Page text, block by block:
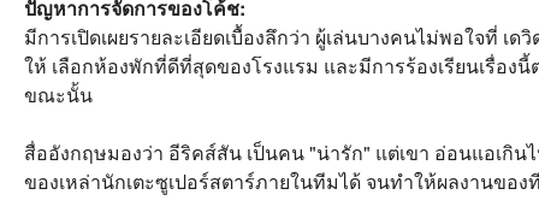
ปัญหาการจัดการของโค้ช:
มีการเปิดเผยรายละเอียดเบื้องลึกว่า ผู้เล่นบางคนไม่พอใจที่ เ
ให้ เลือกห้องพักที่ดีที่สุดของโรงแรม และมีการร้องเรียนเรื่อง
ขณะนั้น
สื่ออังกฤษมองว่า อีริคส์สัน เป็นคน "น่ารัก" แต่เขา อ่อนแอเกิ
ของเหล่านักเตะซูเปอร์สตาร์ภายในทีมได้ จนทำให้ผลงานขอ